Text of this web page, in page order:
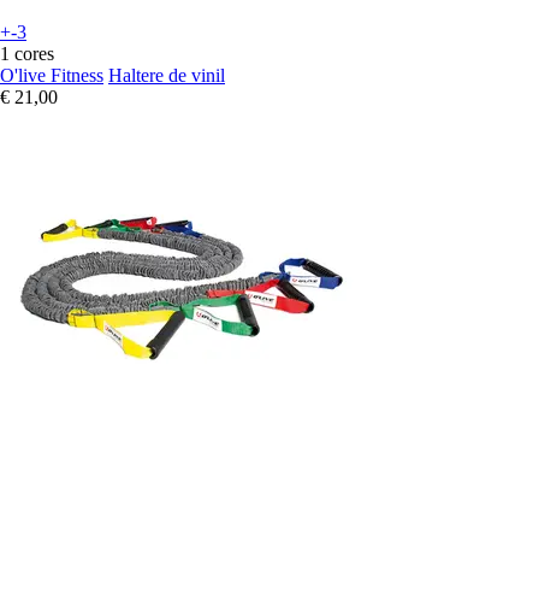
+-3
1 cores
O'live Fitness Haltere de vinil
€ 21,00